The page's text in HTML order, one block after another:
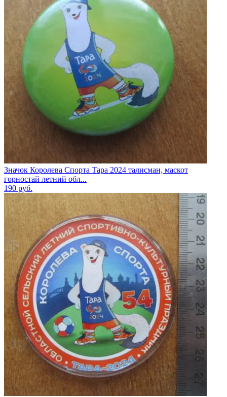
Значок Королева Спорта Тара 2024 талисман, маскот
горностай летний обл...
190 руб.